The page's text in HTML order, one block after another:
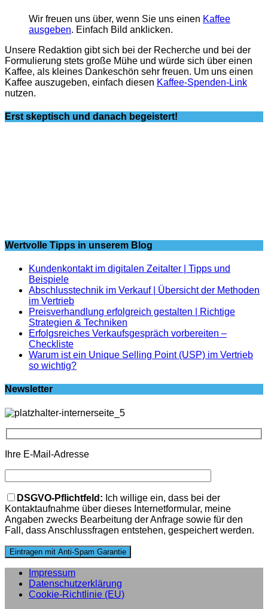
Wir freuen uns über, wenn Sie uns einen Kaffee
ausgeben. Einfach Bild anklicken.
Unsere Redaktion gibt sich bei der Recherche und bei der
Formulierung stets große Mühe und würde sich über einen
Kaffee, als kleines Dankeschön sehr freuen. Um uns einen
Kaffee auszugeben, einfach diesen Kaffee-Spenden-Link
nutzen.
Erst skeptisch und danach begeistert!
Wertvolle Tipps in unserem Blog
Kundenkontakt im digitalen Zeitalter | Tipps und
Beispiele
Abschlusstechnik im Verkauf | Übersicht der Methoden
im Vertrieb
Preisverhandlung erfolgreich gestalten | Richtige
Strategien & Techniken
Erfolgsreiches Verkaufsgespräch vorbereiten –
Checkliste
Warum ist ein Unique Selling Point (USP) im Vertrieb
so wichtig?
Newsletter
Ihre E-Mail-Adresse
Bitte lasse dieses Feld leer.
DSGVO-Pflichtfeld: Ich willige ein, dass bei der
Kontaktaufnahme über dieses Internetformular, meine
Angaben zwecks Bearbeitung der Anfrage sowie für den
Fall, dass Anschlussfragen entstehen, gespeichert werden.
Impressum
Datenschutzerklärung
Cookie-Richtlinie (EU)